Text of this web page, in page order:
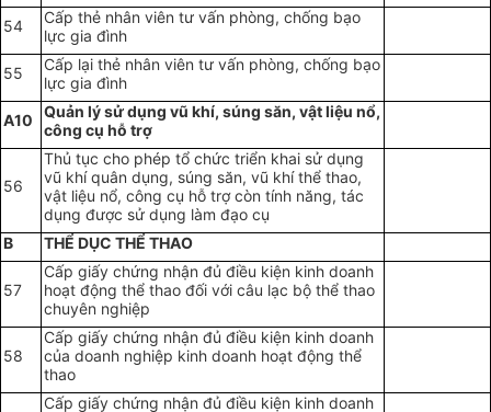
54
Cấp thẻ nhân viên tư vấn phòng, chống bạo
lực gia đình
55
Cấp lại thẻ nhân viên tư vấn phòng, chống bạo
lực gia đình
A10
Quản lý sử dụng vũ khí, súng săn, vật liệu nổ,
công cụ hỗ trợ
56
Thủ tục cho phép tổ chức triển khai sử dụng
vũ khí quân dụng, súng săn, vũ khí thể thao,
vật liệu nổ, công cụ hỗ trợ còn tính năng, tác
dụng được sử dụng làm đạo cụ
B
THỂ DỤC THỂ THAO
57
Cấp giấy chứng nhận đủ điều kiện kinh doanh
hoạt động thể thao đối với câu lạc bộ thể thao
chuyên nghiệp
58
Cấp giấy chứng nhận đủ điều kiện kinh doanh
của doanh nghiệp kinh doanh hoạt động thể
thao
Cấp giấy chứng nhận đủ điều kiện kinh doanh